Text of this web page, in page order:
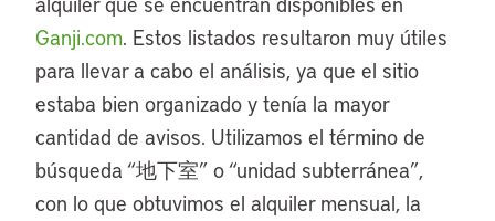
Ganji.com. Estos listados resultaron muy útiles
para llevar a cabo el análisis, ya que el sitio
estaba bien organizado y tenía la mayor
cantidad de avisos. Utilizamos el término de
búsqueda “地下室” o “unidad subterránea”,
con lo que obtuvimos el alquiler mensual, la